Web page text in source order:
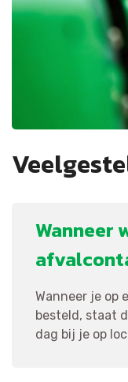
Wanneer
Wanneer je op
besteld, staat
dag bij je op